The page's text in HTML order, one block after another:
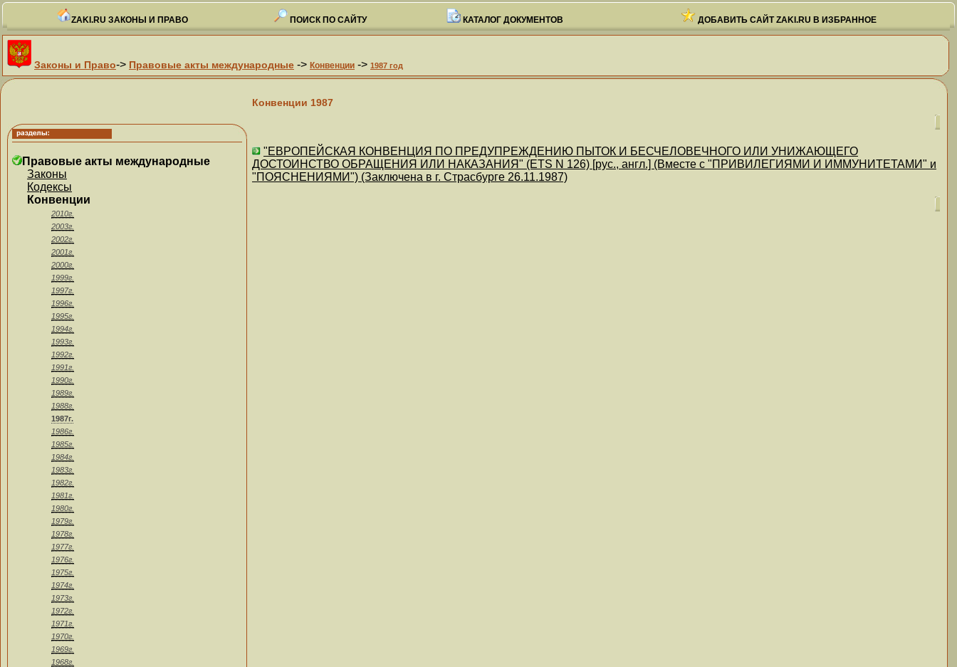
ZAKI.RU ЗАКОНЫ И ПРАВО ПОИСК ПО САЙТУ КАТАЛОГ ДОКУМЕНТОВ ДОБАВИТЬ САЙТ ZAKI.RU В ИЗБРАННОЕ
Законы и Право-> Правовые акты международные -> Конвенции -> 1987 год
Правовые акты международные
Законы
Кодексы
Конвенции
2010г.
2003г.
2002г.
2001г.
2000г.
1999г.
1997г.
1996г.
1995г.
1994г.
1993г.
1992г.
1991г.
1990г.
1989г.
1988г.
1987г.
1986г.
1985г.
1984г.
1983г.
1982г.
1981г.
1980г.
1979г.
1978г.
1977г.
1976г.
1975г.
1974г.
1973г.
1972г.
1971г.
1970г.
1969г.
1968г.
Конвенции 1987
"ЕВРОПЕЙСКАЯ КОНВЕНЦИЯ ПО ПРЕДУПРЕЖДЕНИЮ ПЫТОК И БЕСЧЕЛОВЕЧНОГО ИЛИ УНИЖАЮЩЕГО
ДОСТОИНСТВО ОБРАЩЕНИЯ ИЛИ НАКАЗАНИЯ" (ETS N 126) [рус., англ.] (Вместе с "ПРИВИЛЕГИЯМИ И ИММУНИТЕТАМИ" и
"ПОЯСНЕНИЯМИ") (Заключена в г. Страсбурге 26.11.1987)